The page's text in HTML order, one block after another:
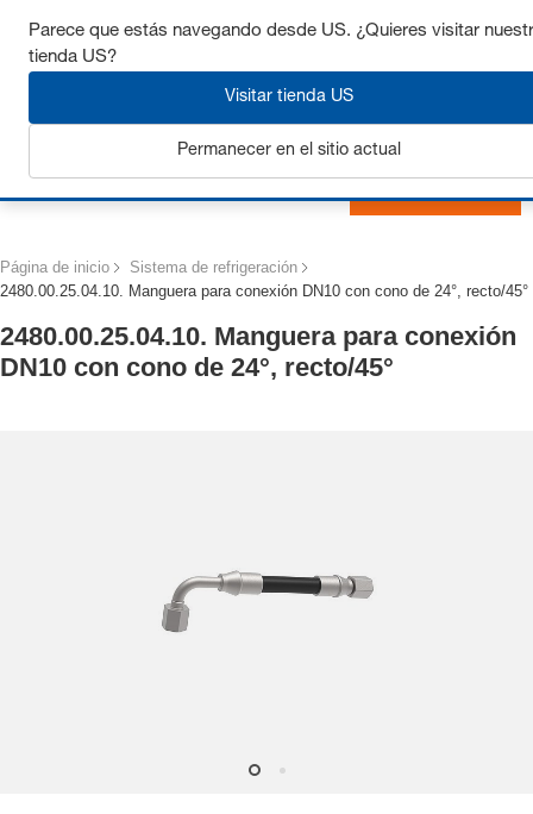
Consigue hasta un 7% de descuento - haz clic aquí para
Página de inicio
Sistema de refrigeración
2480.00.25.04.10. Manguera para conexión DN10 con cono de 24°, recto/45°
2480.00.25.04.10. Manguera para conexión
DN10 con cono de 24°, recto/45°
Parece que estás navegando desde US. ¿Quieres visitar
tienda US?
Visitar tienda US
Permanecer en el sitio actual